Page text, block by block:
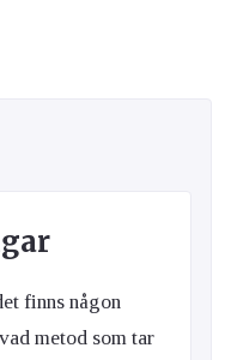
finns någon
metod som tar